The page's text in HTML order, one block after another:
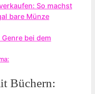
So machst
bare Münze
bei dem
Büchern: